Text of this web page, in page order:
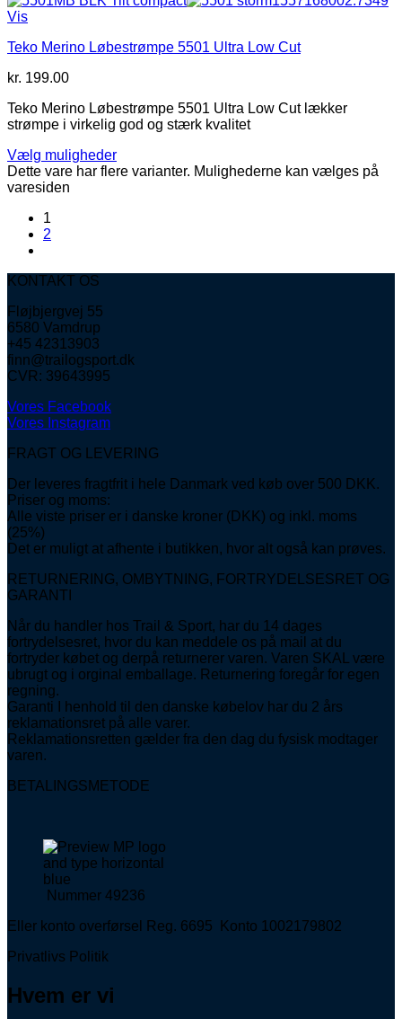
Vis
Teko Merino Løbestrømpe 5501 Ultra Low Cut
kr. 199.00
Teko Merino Løbestrømpe 5501 Ultra Low Cut lækker
strømpe i virkelig god og stærk kvalitet
Vælg muligheder
Dette vare har flere varianter. Mulighederne kan vælges på
varesiden
1
2
KONTAKT OS
Fløjbjergvej 55
6580 Vamdrup
+45 42313903
finn@trailogsport.dk
CVR: 39643995
Vores Facebook
Vores Instagram
FRAGT OG LEVERING
Der leveres fragtfrit i hele Danmark ved køb over 500 DKK.
Priser og moms:
Alle viste priser er i danske kroner (DKK) og inkl. moms
(25%)
Det er muligt at afhente i butikken, hvor alt også kan prøves.
RETURNERING, OMBYTNING, FORTRYDELSESRET OG
GARANTI
Når du handler hos Trail & Sport, har du 14 dages
fortrydelsesret, hvor du kan meddele os på mail at du
fortryder købet og derpå returnerer varen. Varen SKAL være
ubrugt og i orginal emballage. Returnering foregår for egen
regning.
Garanti I henhold til den danske købelov har du 2 års
reklamationsret på alle varer.
Reklamationsretten gælder fra den dag du fysisk modtager
varen.
BETALINGSMETODE
Nummer 49236
Eller konto overførsel Reg. 6695 Konto 1002179802
Privatlivs Politik
Hvem er vi